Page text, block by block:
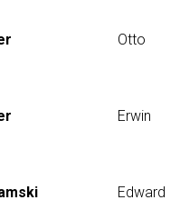
Otto
Erwin
Edward